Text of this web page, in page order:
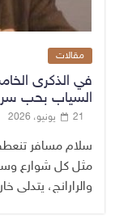
مقالات
في الذكرى
السياب بحب
21 يونيو، 2026
سلام مسافر
مثل كل شوارع
والرارانج، يتدلى